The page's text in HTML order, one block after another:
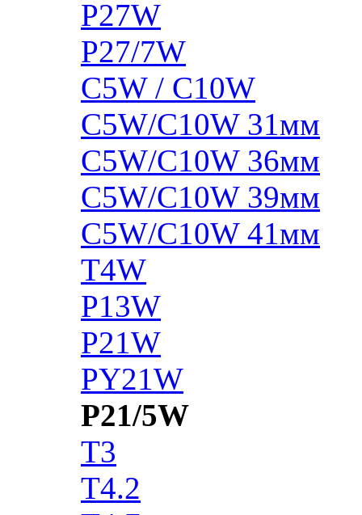
P27W
P27/7W
C5W / C10W
C5W/C10W 31мм
C5W/C10W 36мм
C5W/C10W 39мм
C5W/C10W 41мм
T4W
P13W
P21W
PY21W
P21/5W
T3
T4.2